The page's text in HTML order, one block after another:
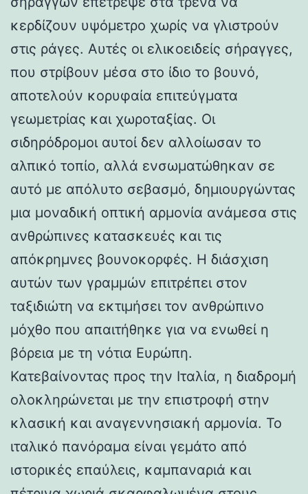
κερδίζουν υψόμετρο χωρίς να γλιστρούν
στις ράγες. Αυτές οι ελικοειδείς σήραγγες,
που στρίβουν μέσα στο ίδιο το βουνό,
αποτελούν κορυφαία επιτεύγματα
γεωμετρίας και χωροταξίας. Οι
σιδηρόδρομοι αυτοί δεν αλλοίωσαν το
αλπικό τοπίο, αλλά ενσωματώθηκαν σε
αυτό με απόλυτο σεβασμό, δημιουργώντας
μια μοναδική οπτική αρμονία ανάμεσα στις
ανθρώπινες κατασκευές και τις
απόκρημνες βουνοκορφές. Η διάσχιση
αυτών των γραμμών επιτρέπει στον
ταξιδιώτη να εκτιμήσει τον ανθρώπινο
μόχθο που απαιτήθηκε για να ενωθεί η
βόρεια με τη νότια Ευρώπη.
Κατεβαίνοντας προς την Ιταλία, η διαδρομή
ολοκληρώνεται με την επιστροφή στην
κλασική και αναγεννησιακή αρμονία. Το
ιταλικό πανόραμα είναι γεμάτο από
ιστορικές επαύλεις, καμπαναριά και